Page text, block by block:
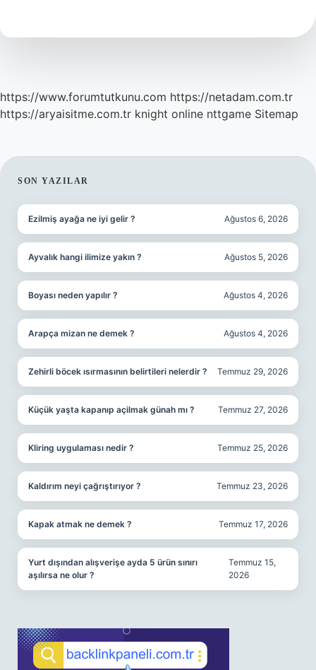
https://www.forumtutkunu.com https://netadam.com.tr
https://aryaisitme.com.tr knight online nttgame Sitemap
SIDEBAR
SON YAZILAR
Ezilmiş ayağa ne iyi gelir ? Ağustos 6, 2026
Ayvalık hangi ilimize yakın ? Ağustos 5, 2026
Boyası neden yapılır ? Ağustos 4, 2026
Arapça mizan ne demek ? Ağustos 4, 2026
Zehirli böcek ısırmasının belirtileri nelerdir ? Temmuz 29, 2026
Küçük yaşta kapanıp açilmak günah mı ? Temmuz 27, 2026
Kliring uygulaması nedir ? Temmuz 25, 2026
Kaldırım neyi çağrıştırıyor ? Temmuz 23, 2026
Kapak atmak ne demek ? Temmuz 17, 2026
Yurt dışından alışverişe ayda 5 ürün sınırı
aşılırsa ne olur ?
Temmuz 15,
2026